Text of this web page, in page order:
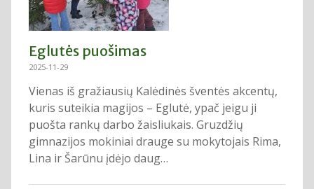
Eglutės puošimas
2025-11-29
Vienas iš gražiausių Kalėdinės šventės akcentų,
kuris suteikia magijos – Eglutė, ypač jeigu ji
puošta rankų darbo žaisliukais. Gruzdžių
gimnazijos mokiniai drauge su mokytojais Rima,
Lina ir Šarūnu įdėjo daug…